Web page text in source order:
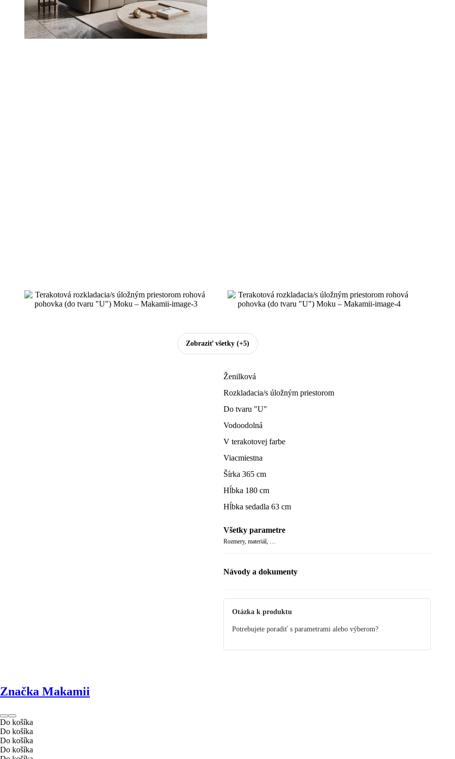
Zobraziť všetky(+5)
Ženilková
Rozkladacia/s úložným priestorom
Do tvaru "U"
Vodoodolná
V terakotovej farbe
Viacmiestna
Šírka 365 cm
Hĺbka 180 cm
Hĺbka sedadla 63 cm
Všetky parametre
Rozmery, materiál, …
Návody a dokumenty
Manuál
Otázka k produktu
Potrebujete poradiť s parametrami alebo výberom?
Značka Makamii
Do košíka
Do košíka
Do košíka
Do košíka